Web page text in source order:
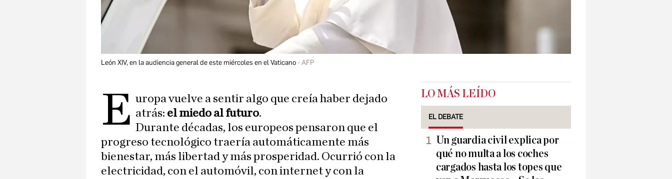
León XIV, en la audiencia general de este miércoles en el Vaticano AFP
E uropa vuelve a sentir algo que creía haber dejado
atrás: el miedo al futuro.
Durante décadas, los europeos pensaron que el
progreso tecnológico traería automáticamente más
bienestar, más libertad y más prosperidad. Ocurrió con la
electricidad, con el automóvil, con internet y con la
LO MÁS LEÍDO
EL DEBATE
Un guardia civil explica por
qué no multa a los coches
cargados hasta los topes que